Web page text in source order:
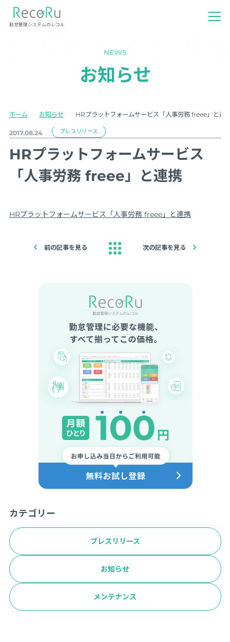
勤怠管理システムのレコル
NEWS
お知らせ
ホーム お知らせ HRプラットフォームサービス「人事労務 freee」と連
2017.08.24 プレスリリース
HRプラットフォームサービス
「人事労務 freee」と連携
HRプラットフォームサービス「人事労務 freee」と連携
前の記事を見る 次の記事を見る
カテゴリー
プレスリリース
お知らせ
メンテナンス